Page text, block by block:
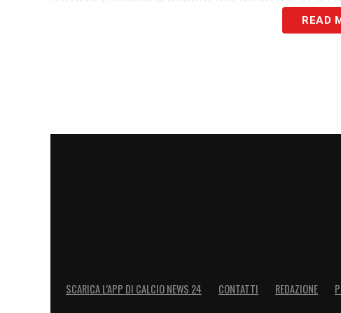
Il nodo potrebbe sciogliersi entro 48 ore: se
IlCalciomercato della Romasi gioca quindi
READ
SCARICA L’APP DI CALCIO NEWS 24 CONTATTI REDAZIONE